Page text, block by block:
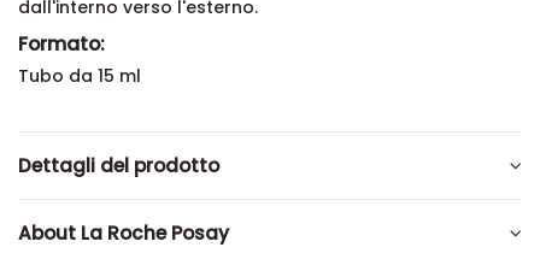
dall'interno verso l'esterno.
Formato:
Tubo da 15 ml
Dettagli del prodotto
About La Roche Posay